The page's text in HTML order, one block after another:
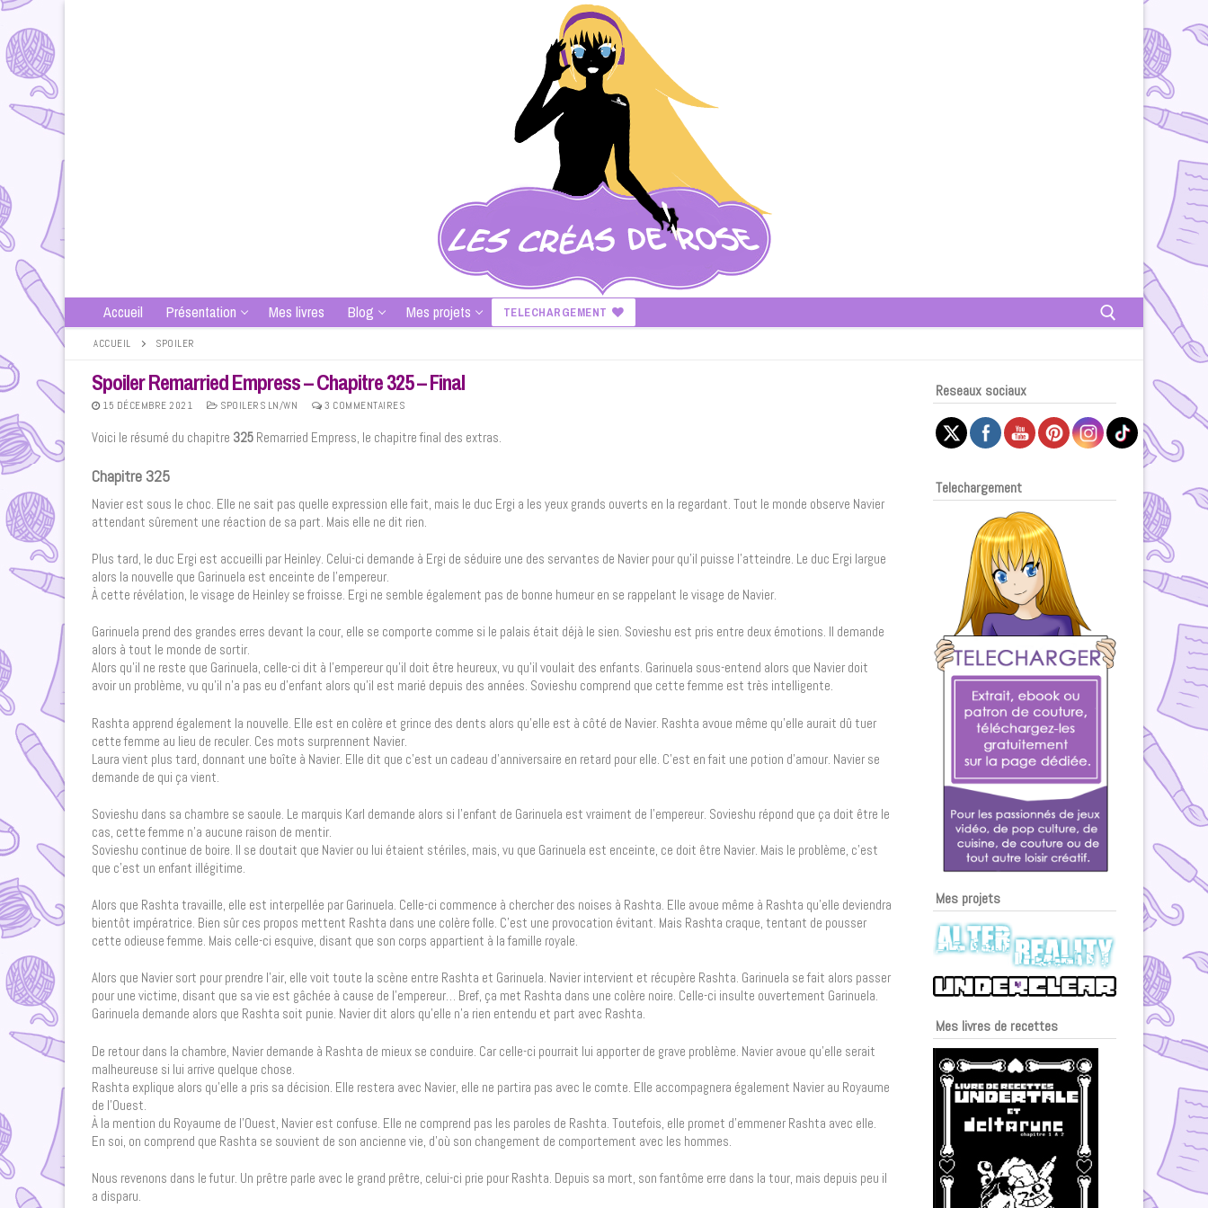
Accueil Présentation Mes livres Blog Mes projets TELECHARGEMENT
ACCUEIL SPOILER
Spoiler Remarried Empress – Chapitre 325 – Final
15 DÉCEMBRE 2021 SPOILERS LN/WN 3 COMMENTAIRES
Voici le résumé du chapitre 325 Remarried Empress, le chapitre final des extras.
Chapitre 325
Navier est sous le choc. Elle ne sait pas quelle expression elle fait, mais le duc Ergi a les yeux grands ouverts en la regardant. Tout le monde observe Navier
attendant sûrement une réaction de sa part. Mais elle ne dit rien.
Plus tard, le duc Ergi est accueilli par Heinley. Celui-ci demande à Ergi de séduire une des servantes de Navier pour qu’il puisse l’atteindre. Le duc Ergi largue
alors la nouvelle que Garinuela est enceinte de l’empereur.
À cette révélation, le visage de Heinley se froisse. Ergi ne semble également pas de bonne humeur en se rappelant le visage de Navier.
Garinuela prend des grandes erres devant la cour, elle se comporte comme si le palais était déjà le sien. Sovieshu est pris entre deux émotions. Il demande
alors à tout le monde de sortir.
Alors qu’il ne reste que Garinuela, celle-ci dit à l’empereur qu’il doit être heureux, vu qu’il voulait des enfants. Garinuela sous-entend alors que Navier doit
avoir un problème, vu qu’il n’a pas eu d’enfant alors qu’il est marié depuis des années. Sovieshu comprend que cette femme est très intelligente.
Rashta apprend également la nouvelle. Elle est en colère et grince des dents alors qu’elle est à côté de Navier. Rashta avoue même qu’elle aurait dû tuer
cette femme au lieu de reculer. Ces mots surprennent Navier.
Laura vient plus tard, donnant une boîte à Navier. Elle dit que c’est un cadeau d’anniversaire en retard pour elle. C’est en fait une potion d’amour. Navier se
demande de qui ça vient.
Sovieshu dans sa chambre se saoule. Le marquis Karl demande alors si l’enfant de Garinuela est vraiment de l’empereur. Sovieshu répond que ça doit être le
cas, cette femme n’a aucune raison de mentir.
Sovieshu continue de boire. Il se doutait que Navier ou lui étaient stériles, mais, vu que Garinuela est enceinte, ce doit être Navier. Mais le problème, c’est
que c’est un enfant illégitime.
Alors que Rashta travaille, elle est interpellée par Garinuela. Celle-ci commence à chercher des noises à Rashta. Elle avoue même à Rashta qu’elle deviendra
bientôt impératrice. Bien sûr ces propos mettent Rashta dans une colère folle. C’est une provocation évitant. Mais Rashta craque, tentant de pousser
cette odieuse femme. Mais celle-ci esquive, disant que son corps appartient à la famille royale.
Alors que Navier sort pour prendre l’air, elle voit toute la scène entre Rashta et Garinuela. Navier intervient et récupère Rashta. Garinuela se fait alors passer
pour une victime, disant que sa vie est gâchée à cause de l’empereur… Bref, ça met Rashta dans une colère noire. Celle-ci insulte ouvertement Garinuela.
Garinuela demande alors que Rashta soit punie. Navier dit alors qu’elle n’a rien entendu et part avec Rashta.
De retour dans la chambre, Navier demande à Rashta de mieux se conduire. Car celle-ci pourrait lui apporter de grave problème. Navier avoue qu’elle serait
malheureuse si lui arrive quelque chose.
Rashta explique alors qu’elle a pris sa décision. Elle restera avec Navier, elle ne partira pas avec le comte. Elle accompagnera également Navier au Royaume
de l’Ouest.
À la mention du Royaume de l’Ouest, Navier est confuse. Elle ne comprend pas les paroles de Rashta. Toutefois, elle promet d’emmener Rashta avec elle.
En soi, on comprend que Rashta se souvient de son ancienne vie, d’où son changement de comportement avec les hommes.
Nous revenons dans le futur. Un prêtre parle avec le grand prêtre, celui-ci prie pour Rashta. Depuis sa mort, son fantôme erre dans la tour, mais depuis peu il
a disparu.
Reseaux sociaux
Telechargement
Mes projets
Mes livres de recettes